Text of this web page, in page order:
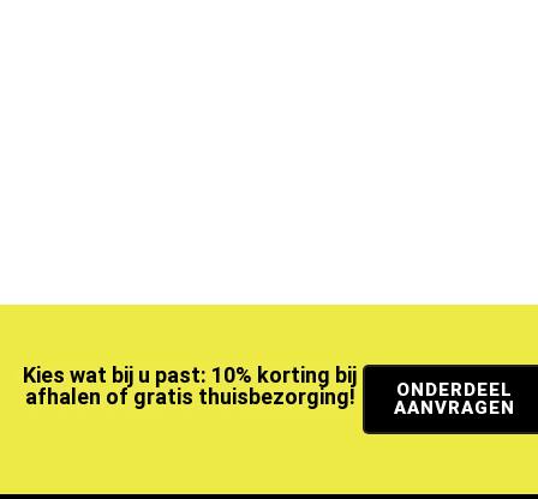
Kies wat bij u past: 10% korting bij
afhalen of gratis thuisbezorging!
ONDERDEEL
AANVRAGEN